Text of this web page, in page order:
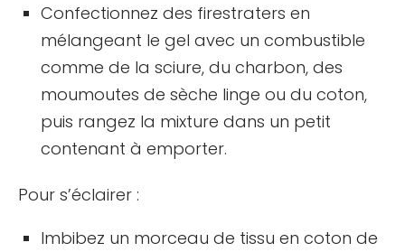
Confectionnez des firestraters en
mélangeant le gel avec un combustible
comme de la sciure, du charbon, des
moumoutes de sèche linge ou du coton,
puis rangez la mixture dans un petit
contenant à emporter.
Pour s’éclairer :
Imbibez un morceau de tissu en coton de